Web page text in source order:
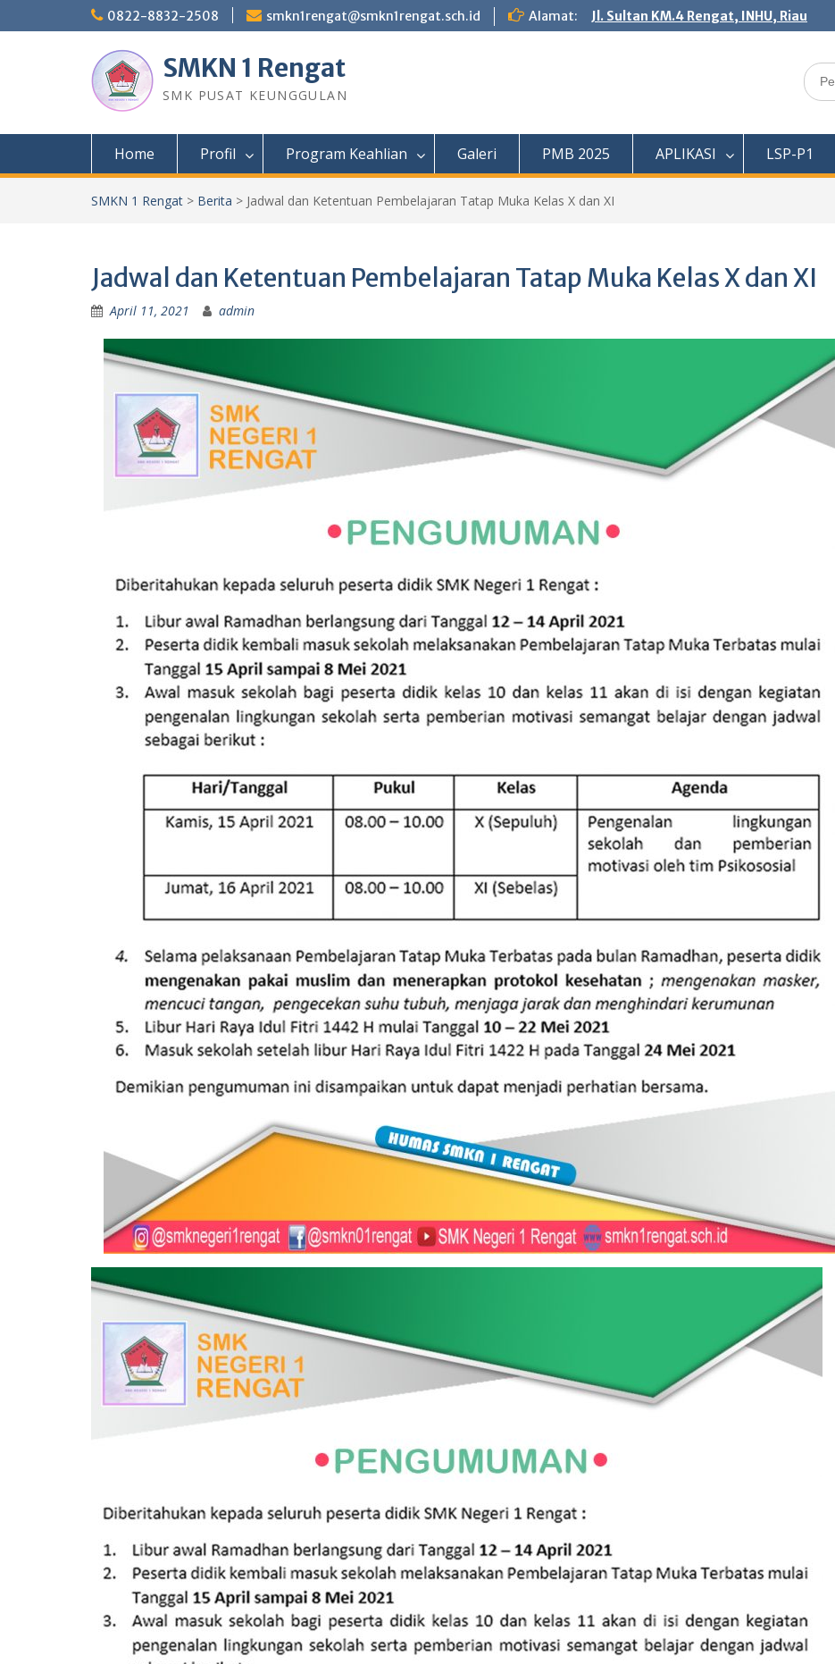
to
0822-8832-2508 smkn1rengat@smkn1rengat.sch.id Alamat: Jl. Sultan KM.4 Rengat, INHU, Riau
SMKN 1 Rengat
SMK PUSAT KEUNGGULAN
Search
for:
Home Profil Program Keahlian Galeri PMB 2025 APLIKASI LSP-P1
SMKN 1 Rengat > Berita > Jadwal dan Ketentuan Pembelajaran Tatap Muka Kelas X dan XI
Jadwal dan Ketentuan Pembelajaran Tatap Muka Kelas X dan XI
April 11, 2021 admin